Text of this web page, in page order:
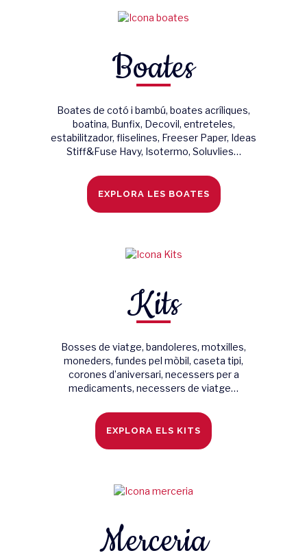
Boates
Boates de cotó i bambú, boates acríliques,
boatina, Bunfix, Decovil, entreteles,
estabilitzador, fliselines, Freeser Paper, Ideas
Stiff&Fuse Havy, Isotermo, Soluvlies…
EXPLORA LES BOATES
Kits
Bosses de viatge, bandoleres, motxilles,
moneders, fundes pel mòbil, caseta tipi,
corones d’aniversari, necessers per a
medicaments, necessers de viatge…
EXPLORA ELS KITS
Merceria